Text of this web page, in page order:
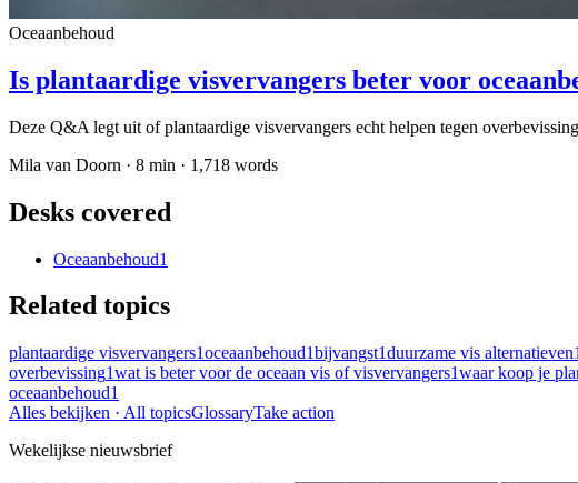
Oceaanbehoud
Is plantaardige visvervangers beter voor
Deze Q&A legt uit of plantaardige visvervangers echt helpen tegen
Mila van Doorn · 8 min · 1,718 words
Desks covered
Oceaanbehoud1
Related topics
plantaardige visvervangers1oceaanbehoud1bijvangst1duurzame vis alternatieven1
overbevissing1wat is beter voor de oceaan vis of visvervangers1waar koop je
oceaanbehoud1
Alles bekijken · All topicsGlossaryTake action
Wekelijkse nieuwsbrief